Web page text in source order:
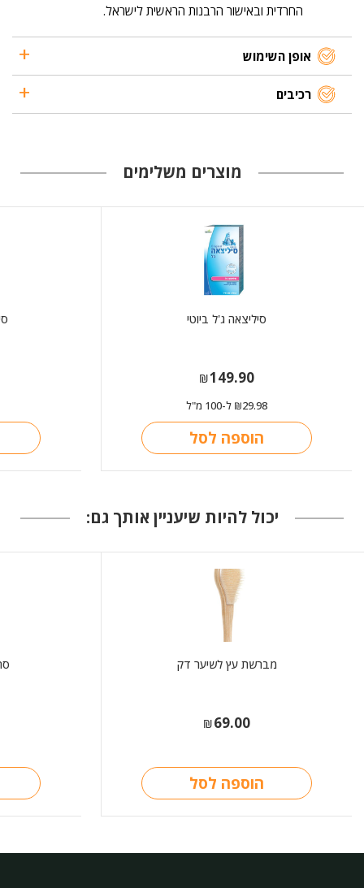
החרדית ובאישור הרבנות הראשית לישראל.
אופן השימוש
רכיבים
מוצרים משלימים
סיליצאה ג'ל ביוטי
₪149.90
₪29.98 ל-100 מ"ל
הוספה לסל
יכול להיות שיעניין אותך גם:
מברשת עץ לשיער דק
₪69.00
הוספה לסל